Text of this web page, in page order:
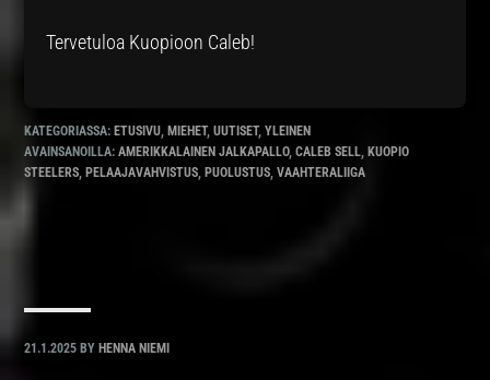
Tervetuloa Kuopioon Caleb!
KATEGORIASSA: ETUSIVU, MIEHET,UUTISET,YLEINEN
AVAINSANOILLA:AMERIKKALAINEN JALKAPALLO,CALEB SELL, KUOPIO
STEELERS, PELAAJAVAHVISTUS, PUOLUSTUS,VAAHTERALIIGA
21.1.2025 BY HENNA NIEMI